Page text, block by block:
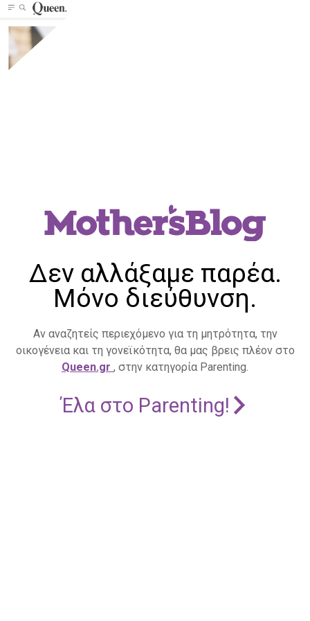
Δεν αλλάξαμε παρέα.
Μόνο διεύθυνση.
Αν αναζητείς περιεχόμενο για τη μητρότητα, την
οικογένεια και τη γονεϊκότητα, θα μας βρεις πλέον στο
Queen.gr , στην κατηγορία Parenting.
Έλα στο Parenting!